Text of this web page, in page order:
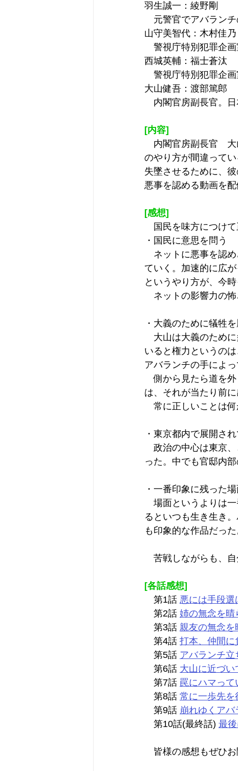
羽生誠一：綾野剛
元警官でアバランチ
山守美智代：木村佳乃
警視庁特別犯罪企画
西城英輔：福士蒼汰
警視庁特別犯罪企画
大山健吾：渡部篤郎
内閣官房副長官。日
[内容]
内閣官房副長官　大
のやり方が間違って
失墜させるために、
悪事を認める動画を
[感想]
国民を味方につけ
・国民に意思を問う
ネットに悪事を認め
ていく。加速的に広
というやり方が、今時
ネットの影響力の怖
・大義のために犠牲
大山は大義のために
いると権力というの
アバランチの手によ
側から見たら道を外
は、それが当たり前
常に正しいことは何
・東京都内で展開され
政治の中心は東京、
った。中でも官邸内
・一番印象に残った
場面というよりは一
るといつも生き生き
も印象的な作品だった
苦戦しながらも、自
[各話感想]
第1話 悪には手段選
第2話 姉の無念を晴
第3話 親友の無念を
第4話 打本、仲間に
第5話 アバランチ立
第6話 大山に近づい
第7話 罠にハマって
第8話 常に一歩先を
第9話 崩れゆくアバ
第10話(最終話) 最
皆様の感想もぜひお